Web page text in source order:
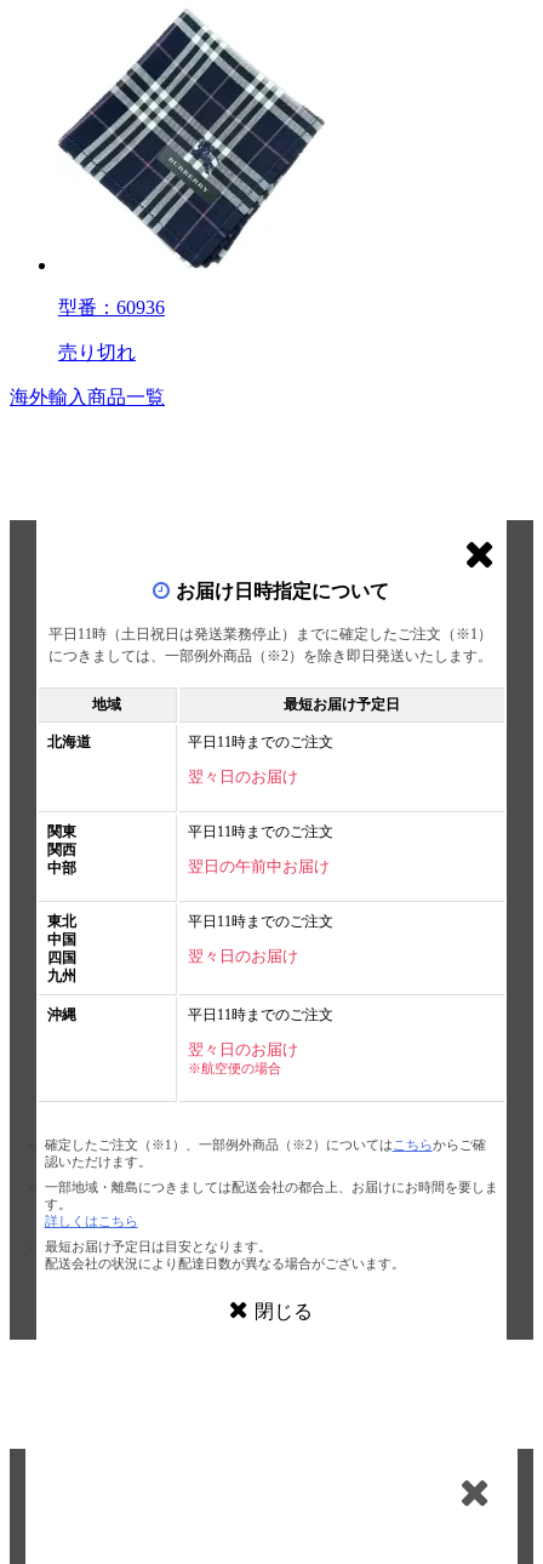
型番：60936
売り切れ
海外輸入商品一覧
お届け日時指定について
平日11時（土日祝日は発送業務停止）までに確定したご注文（※1）
につきましては、一部例外商品（※2）を除き即日発送いたします。
地域 最短お届け予定日
北海道 平日11時までのご注文
翌々日のお届け
関東
関西
中部
平日11時までのご注文
翌日の午前中お届け
東北
中国
四国
九州
平日11時までのご注文
翌々日のお届け
沖縄 平日11時までのご注文
翌々日のお届け
※航空便の場合
確定したご注文（※1）、一部例外商品（※2）については こちらからご確
認いただけます。
一部地域・離島につきましては配送会社の都合上、お届けにお時間を要しま
す。
詳しくはこちら
最短お届け予定日は目安となります。
配送会社の状況により配達日数が異なる場合がございます。
閉じる